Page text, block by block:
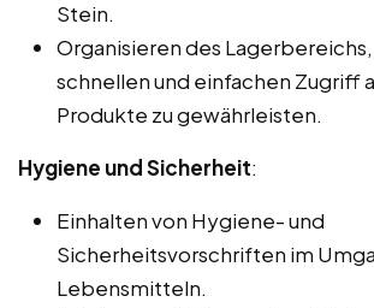
Stein.
Organisieren des
schnellen und einfachen Zugriff
Produkte zu gewährleisten.
Hygiene und Sicherheit:
Einhalten von Hygiene- und
Sicherheitsvorschriften im
Lebensmitteln.